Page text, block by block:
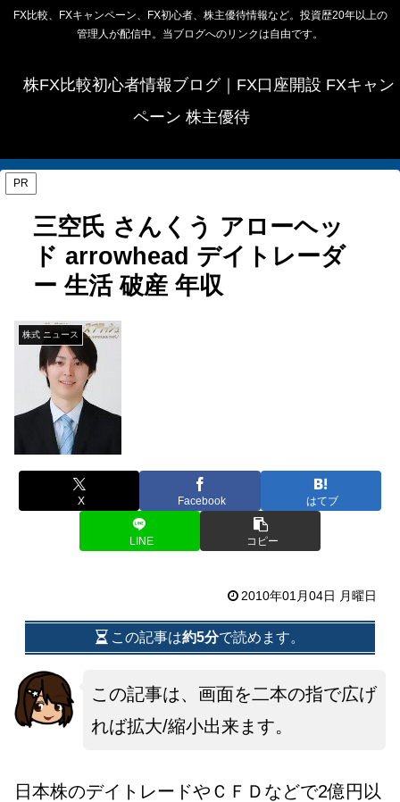
FX比較、FXキャンペーン、FX初心者、株主優待情報など。投資歴20年以上の
管理人が配信中。当ブログへのリンクは自由です。
株FX比較初心者情報ブログ｜FX口座開設 FXキャン
ペーン 株主優待
PR
三空氏 さんくう アローヘッ
ド arrowhead デイトレーダ
ー 生活 破産 年収
株式 ニュース
X Facebook はてブ
LINE コピー
2010年01月04日 月曜日
この記事は約5分で読めます。
この記事は、画面を二本の指で広げ
れば拡大/縮小出来ます。
日本株のデイトレードやＣＦＤなどで2億円以